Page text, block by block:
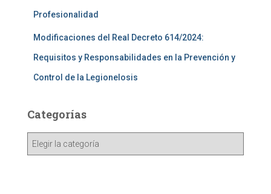
Profesionalidad
Modificaciones del Real Decreto 614/2024:
Requisitos y Responsabilidades en la Prevención y
Control de la Legionelosis
Categorías